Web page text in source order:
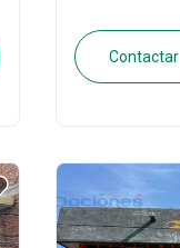
Contactar